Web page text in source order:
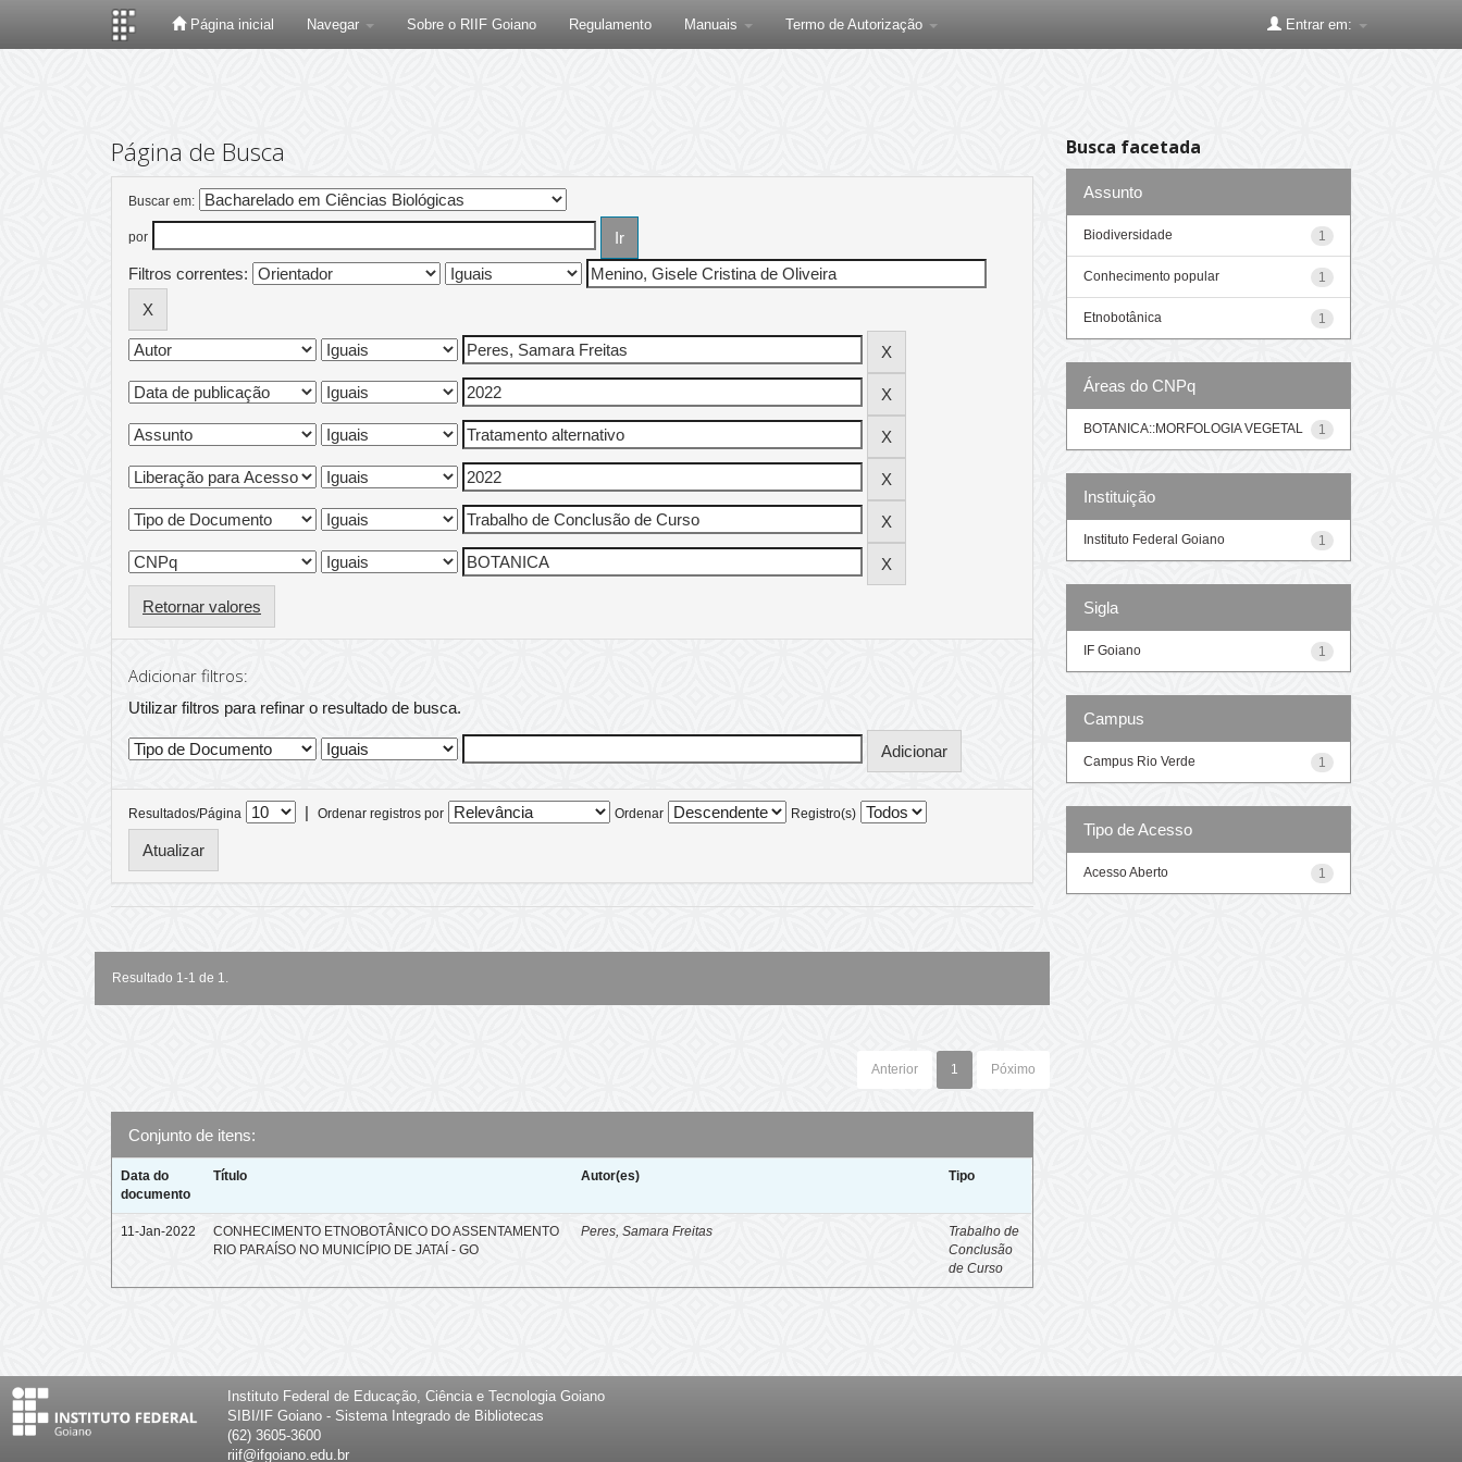
Página inicial Navegar Sobre o RIIF Goiano Regulamento Manuais Termo de Autorização Entrar em:
Página de Busca
Buscar em:
por
Filtros correntes:
Retornar valores
Adicionar filtros:
Utilizar filtros para refinar o resultado de busca.
Resultados/Página | Ordenar registros por Ordenar Registro(s)
Resultado 1-1 de 1.
Anterior 1 Póximo
Conjunto de itens:
Data do
documento
Título Autor(es) Tipo
11-Jan-2022
CONHECIMENTO ETNOBOTÂNICO DO ASSENTAMENTO
RIO PARAÍSO NO MUNICÍPIO DE JATAÍ - GO
Peres, Samara Freitas
Trabalho de
Conclusão
de Curso
Busca facetada
Assunto
1
Biodiversidade
1
Conhecimento popular
1
Etnobotânica
Áreas do CNPq
1
BOTANICA::MORFOLOGIA VEGETAL
Instituição
1
Instituto Federal Goiano
Sigla
1
IF Goiano
Campus
1
Campus Rio Verde
Tipo de Acesso
1
Acesso Aberto
Instituto Federal de Educação, Ciência e Tecnologia Goiano
SIBI/IF Goiano - Sistema Integrado de Bibliotecas
(62) 3605-3600
riif@ifgoiano.edu.br